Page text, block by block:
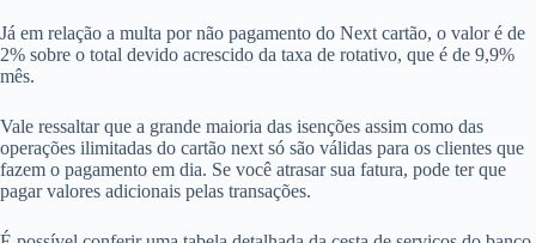
Já em relação a multa por não pagamento do Next cartão, o valor é de
2% sobre o total devido acrescido da taxa de rotativo, que é de 9,9%
mês.
Vale ressaltar que a grande maioria das isenções assim como das
operações ilimitadas do cartão next só são válidas para os clientes que
fazem o pagamento em dia. Se você atrasar sua fatura, pode ter que
pagar valores adicionais pelas transações.